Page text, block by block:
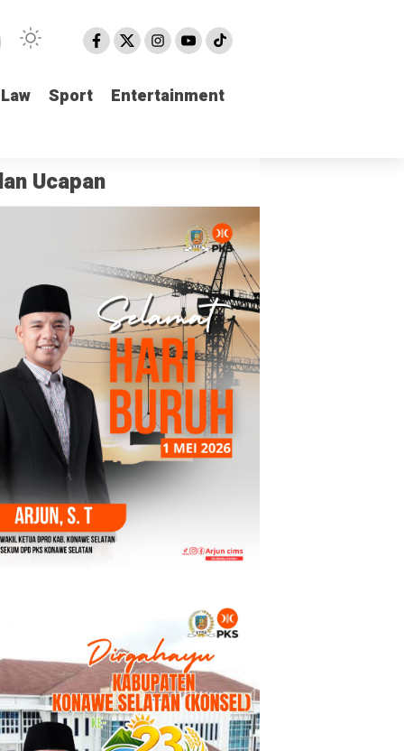
Law Sport
Entertainment
Law Sport
Entertainment
Ucapan